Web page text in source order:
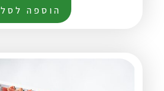
הוספה לסל